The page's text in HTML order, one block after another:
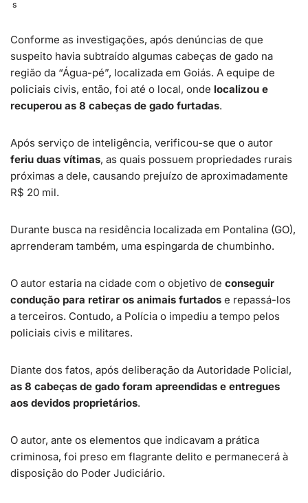
s
Conforme as investigações, após denúncias de que
suspeito havia subtraído algumas cabeças de gado na
região da “Água-pé”, localizada em Goiás. A equipe de
policiais civis, então, foi até o local, onde localizou e
recuperou as 8 cabeças de gado furtadas.
Após serviço de inteligência, verificou-se que o autor
feriu duas vítimas, as quais possuem propriedades rurais
próximas a dele, causando prejuízo de aproximadamente
R$ 20 mil.
Durante busca na residência localizada em Pontalina (GO),
aprrenderam também, uma espingarda de chumbinho.
O autor estaria na cidade com o objetivo de conseguir
condução para retirar os animais furtados e repassá-los
a terceiros. Contudo, a Polícia o impediu a tempo pelos
policiais civis e militares.
Diante dos fatos, após deliberação da Autoridade Policial,
as 8 cabeças de gado foram apreendidas e entregues
aos devidos proprietários.
O autor, ante os elementos que indicavam a prática
criminosa, foi preso em flagrante delito e permanecerá à
disposição do Poder Judiciário.